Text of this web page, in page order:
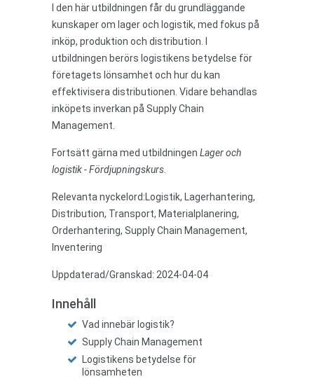
I den här utbildningen får du grundläggande
kunskaper om lager och logistik, med fokus på
inköp, produktion och distribution. I
utbildningen berörs logistikens betydelse för
företagets lönsamhet och hur du kan
effektivisera distributionen. Vidare behandlas
inköpets inverkan på Supply Chain
Management.
Fortsätt gärna med utbildningen Lager och
logistik - Fördjupningskurs
Relevanta nyckelord:Logistik, Lagerhantering,
Distribution, Transport, Materialplanering,
Orderhantering, Supply Chain Management,
Inventering
Uppdaterad/Granskad: 2024-04-04
Innehåll
Vad innebär logistik?
Supply Chain Management
Logistikens betydelse för
lönsamheten